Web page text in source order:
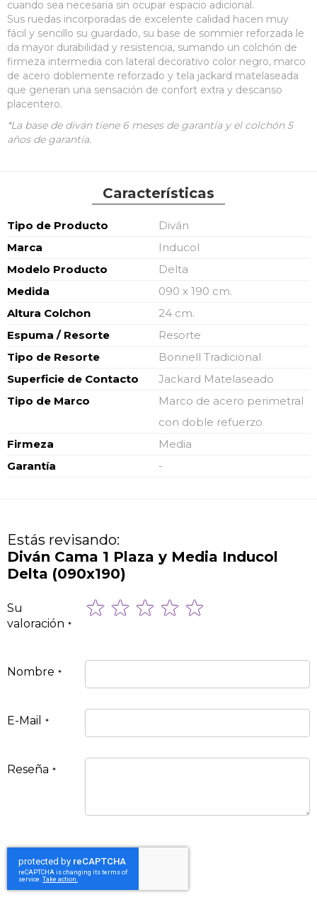
cuando sea necesaria sin ocupar espacio adicional.
Sus ruedas incorporadas de excelente calidad hacen muy
fácil y sencillo su guardado, su base de sommier reforzada le
da mayor durabilidad y resistencia, sumando un colchón de
firmeza intermedia con lateral decorativo color negro, marco
de acero doblemente reforzado y tela jackard matelaseada
que generan una sensación de confort extra y descanso
placentero.
*La base de diván tiene 6 meses de garantía y el colchón 5
años de garantía.
Características
Características
Tipo de Producto
Diván
Marca
Inducol
Modelo Producto
Delta
Medida
090 x 190 cm.
Altura Colchon
24 cm.
Espuma / Resorte
Resorte
Tipo de Resorte
Bonnell Tradicional
Superficie de Contacto
Jackard Matelaseado
Tipo de Marco
Marco de acero perimetral
con doble refuerzo
Firmeza
Media
Garantía
-
Estás revisando:
Diván Cama 1 Plaza y Media Inducol
Delta (090x190)
Su
valoración
1
star
2
stars
3
stars
4
stars
5
stars
Nombre
E-Mail
Reseña